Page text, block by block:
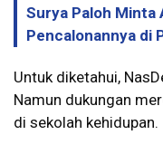
Surya Paloh Minta
Pencalonannya di
Untuk diketahui,
Namun dukungan
di sekolah kehidupan.